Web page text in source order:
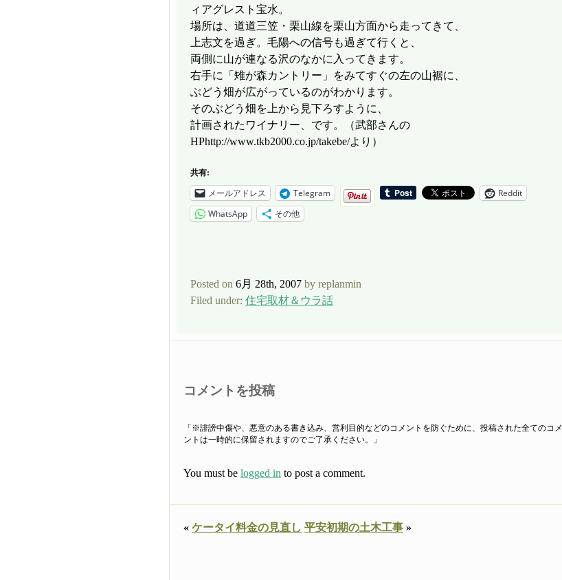
ィアグレスト宝水。
場所は、道道三笠・栗山線を栗山方面から走ってきて、
上志文を過ぎ。毛陽への信号も過ぎて行くと、
両側に山が連なる沢のなかに入ってきます。
右手に「雉が森カントリー」をみてすぐの左の山裾に、
ぶどう畑が広がっているのがわかります。
そのぶどう畑を上から見下ろすように、
計画されたワイナリー、です。（武部さんの
HPhttp://www.tkb2000.co.jp/takebe/より）
共有:
メールアドレス Telegram
Reddit
WhatsApp
その他
Posted on 6月 28th, 2007 by replanmin
Filed under: 住宅取材＆ウラ話
コメントを投稿
「※誹謗中傷や、悪意のある書き込み、営利目的などのコメントを防ぐために、投稿された全てのコメ
ントは一時的に保留されますのでご了承ください。」
You must be logged in to post a comment.
«ケータイ料金の見直し 平安初期の土木工事»